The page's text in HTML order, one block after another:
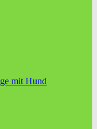
mit Hund